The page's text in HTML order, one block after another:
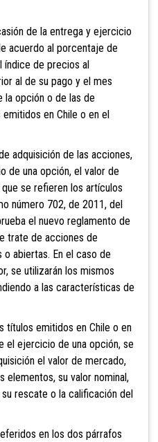
de la entrega y ejercicio
acuerdo al porcentaje de
índice de precios al
al de su pago y el mes
la opción o de las de
en Chile o en el
adquisición de las acciones,
de una opción, el valor de
se refieren los artículos
número 702, de 2011, del
el nuevo reglamento de
trate de acciones de
abiertas. En el caso de
se utilizarán los mismos
a las características de
emitidos en Chile o en
el ejercicio de una opción, se
el valor de mercado,
elementos, su valor nominal,
rescate o la calificación del
en los dos párrafos